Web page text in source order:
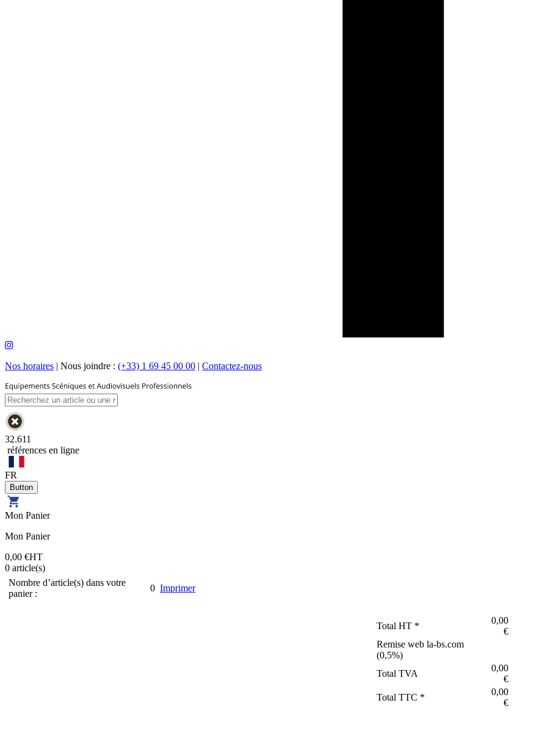
Nos horaires | Nous joindre : (+33) 1 69 45 00 00 | Contactez-nous
32.611
références en ligne
FR
Mon Panier
Mon Panier
0,00 €HT
0 article(s)
Nombre d’article(s) dans votre
panier :
0 Imprimer
Total HT *
0,00
€
Remise web la-bs.com
(0,5%)
Total TVA
0,00
€
Total TTC *
0,00
€